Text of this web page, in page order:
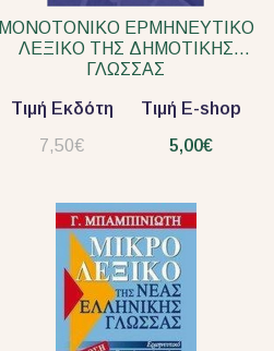
ΜΟΝΟΤΟΝΙΚΟ ΕΡΜΗΝΕΥΤΙΚΟ
ΛΕΞΙΚΟ ΤΗΣ ΔΗΜΟΤΙΚΗΣ
ΓΛΩΣΣΑΣ
Τιμή Εκδότη
7,50€
Τιμή E-shop
5,00€